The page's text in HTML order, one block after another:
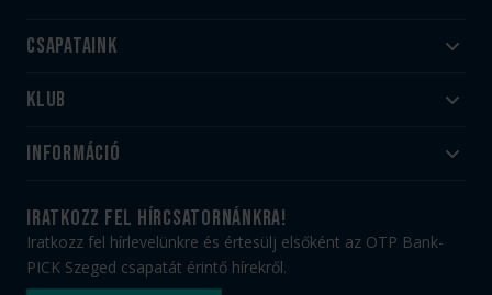
Csapataink
Felnőtt
Utánpótlás
Klub
#HandballFamily
Munkatársaink
PICK Aréna
Sajtóakkreditáció
Információ
Jegy- és bérletvásárlás
Webshop
iratkozz fel hírcsatornánkra!
Iratkozz fel hírlevelünkre és értesülj elsőként az OTP Bank-
PICK Szeged csapatát érintő hírekről.